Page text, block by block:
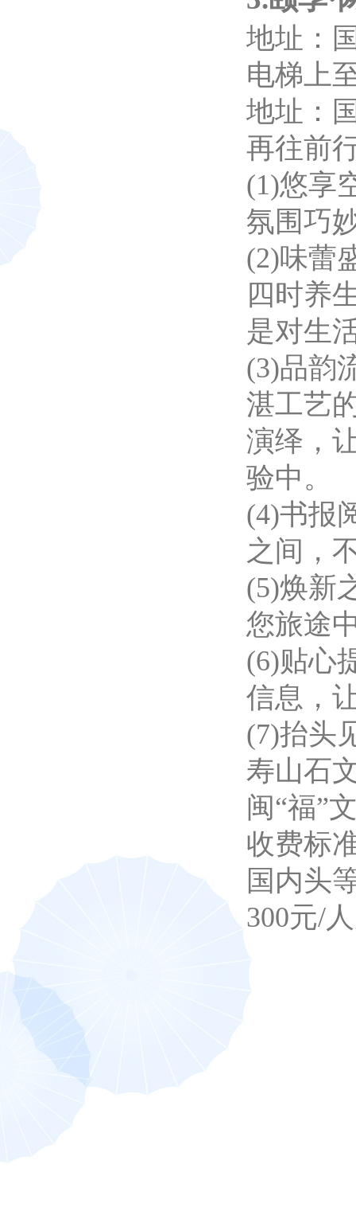
地址：
电梯上
地址：
再往前
(1)悠享
氛围巧
(2)味蕾
四时养
是对生
(3)品韵
湛工艺
演绎，
验中。
(4)书报
之间，
(5)焕新
您旅途
(6)贴心
信息，
(7)抬头
寿山石
闽“福”
收费标
国内头
300元/